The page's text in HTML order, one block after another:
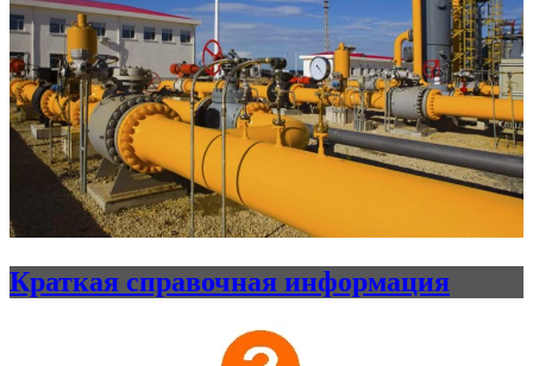
Краткая справочная информация